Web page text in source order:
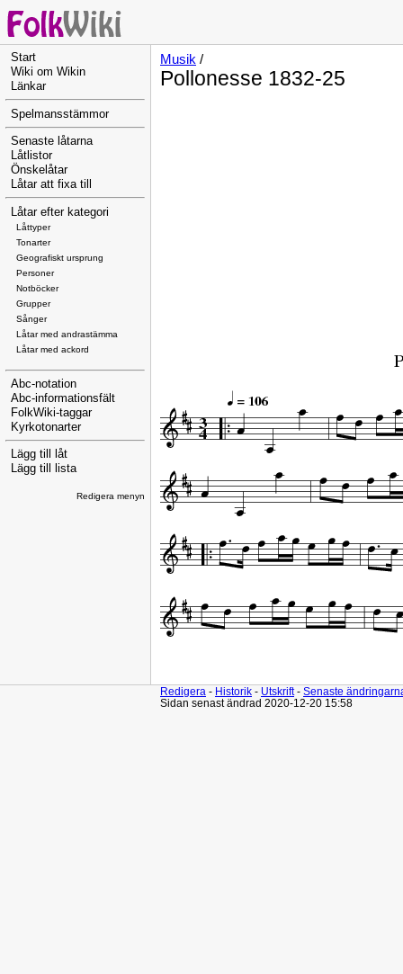
Start
Wiki om Wikin
Länkar
Spelmansstämmor
Senaste låtarna
Låtlistor
Önskelåtar
Låtar att fixa till
Låtar efter kategori
Låttyper
Tonarter
Geografiskt ursprung
Personer
Notböcker
Grupper
Sånger
Låtar med andrastämma
Låtar med ackord
Abc-notation
Abc-informationsfält
FolkWiki-taggar
Kyrkotonarter
Lägg till låt
Lägg till lista
Redigera menyn
Musik /
Pollonesse 1832-25
Redigera - Historik - Utskrift- Senaste
Sidan senast ändrad 2020-12-20 15:58